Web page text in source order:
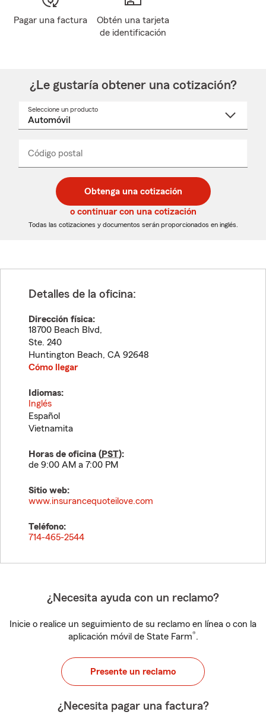
Pagar una factura
Obtén una tarjeta
de identificación
¿Le gustaría obtener una cotización?
Seleccione un producto
desplegable
Código postal
de
5
dígitos
de
5
dígitos
_____
Obtenga una cotización
o continuar con una cotización
Todas las cotizaciones y documentos serán proporcionados en inglés.
Detalles de la oficina:
Dirección física:
18700 Beach Blvd,
Ste. 240
Huntington Beach, CA 92648
Cómo llegar
Idiomas:
Inglés
Español
Vietnamita
Horas de oficina (PST):
de 9:00 AM a 7:00 PM
Sitio web:
www.insurancequoteilove.com
Teléfono:
714-465-2544
¿Necesita ayuda con un reclamo?
Inicie o realice un seguimiento de su reclamo en línea o con la
aplicación móvil de State Farm®.
Presente un reclamo
¿Necesita pagar una factura?